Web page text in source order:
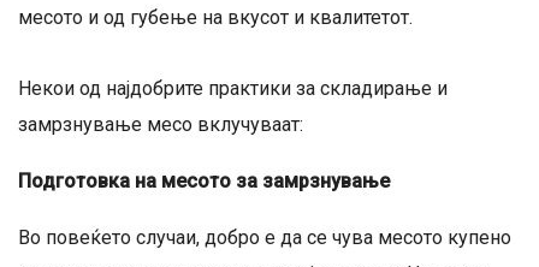
месото и од губење на вкусот и квалитетот.
Некои од најдобрите практики за складирање и
замрзнување месо вклучуваат:
Подготовка на месото за замрзнување
Во повеќето случаи, добро е да се чува месото купено